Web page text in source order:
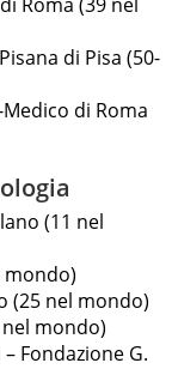
di Pisa (50-
di Roma
(11 nel
mondo)
(25 nel mondo)
mondo)
Fondazione G.